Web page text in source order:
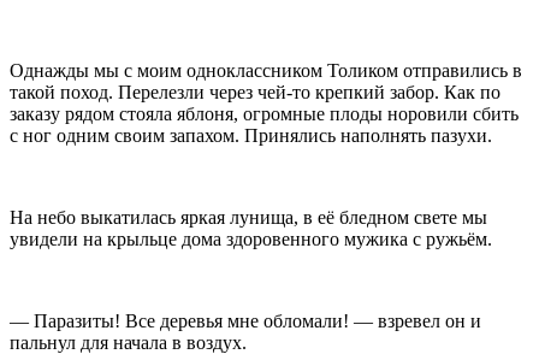
Однажды мы с моим одноклассником Толиком отправились в
такой поход. Перелезли через чей-то крепкий забор. Как по
заказу рядом стояла яблоня, огромные плоды норовили сбить
с ног одним своим запахом. Принялись наполнять пазухи.
На небо выкатилась яркая лунища, в её бледном свете мы
увидели на крыльце дома здоровенного мужика с ружьём.
— Паразиты! Все деревья мне обломали! — взревел он и
пальнул для начала в воздух.